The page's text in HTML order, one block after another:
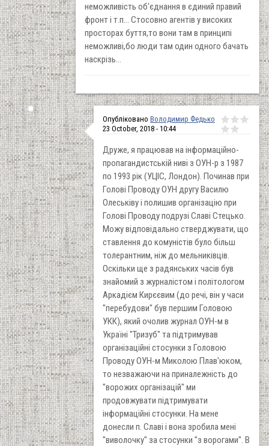
неможливість об'єднання в єдиний правий
фронт і т.п... Стосовно агентів у високих
просторах буття,то вони там в принципі
неможливі,бо люди там один одного бачать
наскрізь...
Опубліковано Володимир Федько
23 October, 2018 - 10:44
Друже, я працював на інформаційно-
пропагандистській ниві з ОУН-р з 1987
по 1993 рік (УЦІС, Лондон). Починав при
Голові Проводу ОУН другу Василю
Олеськіву і полишив організацію при
Голові Проводу подрузі Славі Стецько.
Можу відповідально стверджувати, що
ставлення до комуністів було більш
толерантним, ніж до мельниківців.
Оскільки ще з радянських часів був
знайомий з журналістом і політологом
Аркадієм Кирєєвим (до речі, він у часи
"перебудови" був першим Головою
УКК), який очолив журнал ОУН-м в
Україні "Тризуб" та підтримував
організаційні стосунки з Головою
Проводу ОУН-м Миколою Плав'юком,
то незважаючи на приналежність до
"ворожих організацій" ми
продовжувати підтримувати
інформаційні стосунки. На мене
донесли п. Славі і вона зробила мені
"виволочку" за стосунки "з ворогами". В